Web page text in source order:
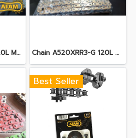
Chain A520XHR2- 120L MRS Chain A520XRR3-G 120L ARS Gold
Best Seller